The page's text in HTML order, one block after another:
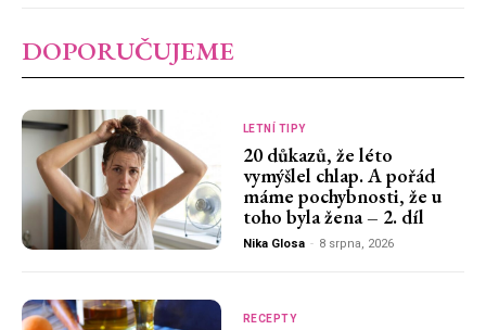
DOPORUČUJEME
LETNÍ TIPY
20 důkazů, že léto
vymýšlel chlap. A pořád
máme pochybnosti, že u
toho byla žena – 2. díl
Nika Glosa - 8 srpna, 2026
RECEPTY